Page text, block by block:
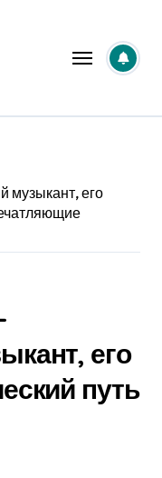
музыкант, его
его
путь